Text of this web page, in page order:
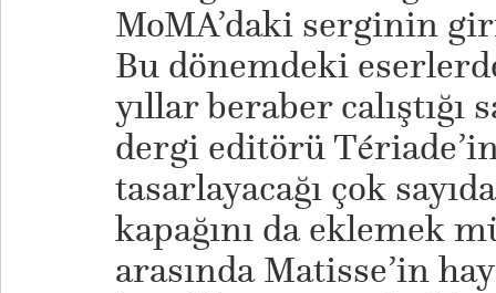
MoMA’daki serginin
Bu dönemdeki
yıllar beraber
dergi editörü
tasarlayacağı çok
kapağını da eklemek
arasında Matisse’in